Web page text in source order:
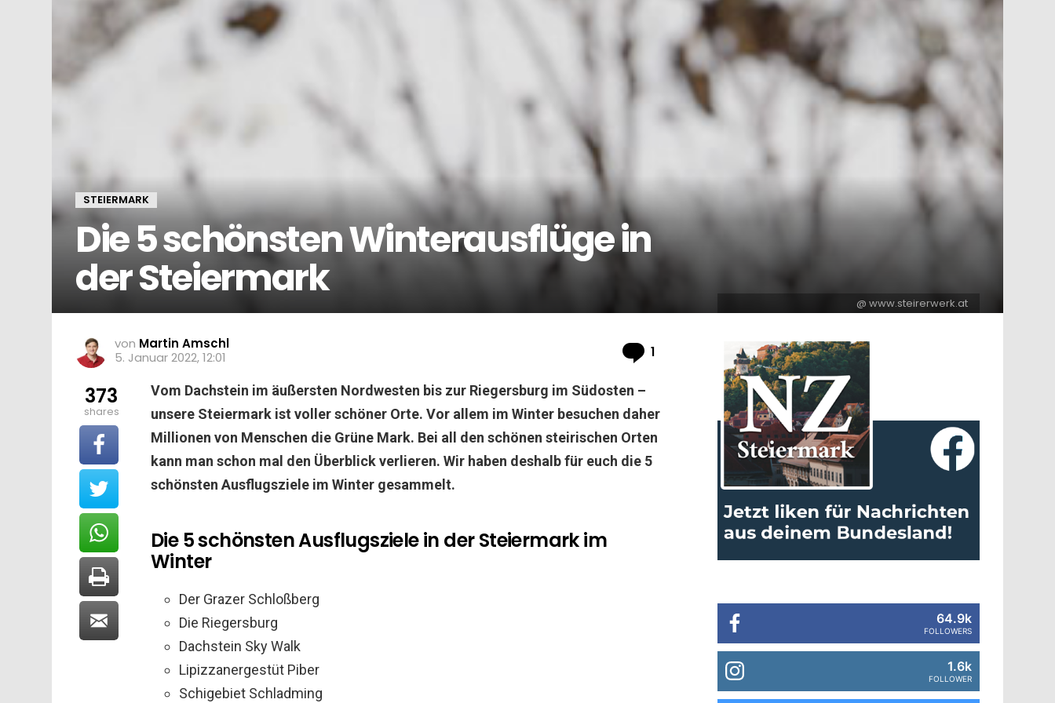
STEIERMARK
Die 5 schönsten Winterausflüge in
der Steiermark
@ www.steirerwerk.at
von Martin Amschl
5. Januar 2022, 12:01
1
Vom Dachstein im äußersten Nordwesten bis zur Riegersburg im Südosten –
unsere Steiermark ist voller schöner Orte. Vor allem im Winter besuchen daher
Millionen von Menschen die Grüne Mark. Bei all den schönen steirischen Orten
kann man schon mal den Überblick verlieren. Wir haben deshalb für euch die 5
schönsten Ausflugsziele im Winter gesammelt.
Die 5 schönsten Ausflugsziele in der Steiermark im
Winter
Der Grazer Schloßberg
Die Riegersburg
Dachstein Sky Walk
Lipizzanergestüt Piber
Schigebiet Schladming
373
shares
64.9k
FOLLOWERS
1.6k
FOLLOWER